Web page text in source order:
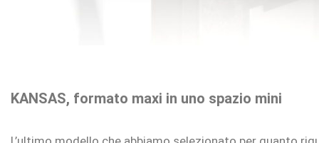
KANSAS, formato maxi in uno spazio mini